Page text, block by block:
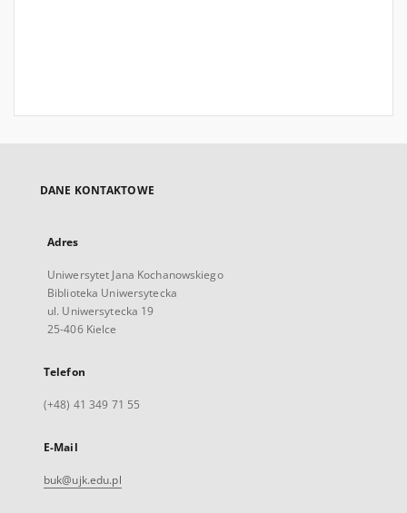
DANE KONTAKTOWE
Adres
Uniwersytet Jana Kochanowskiego
Biblioteka Uniwersytecka
ul. Uniwersytecka 19
25-406 Kielce
Telefon
(+48) 41 349 71 55
E-Mail
buk@ujk.edu.pl